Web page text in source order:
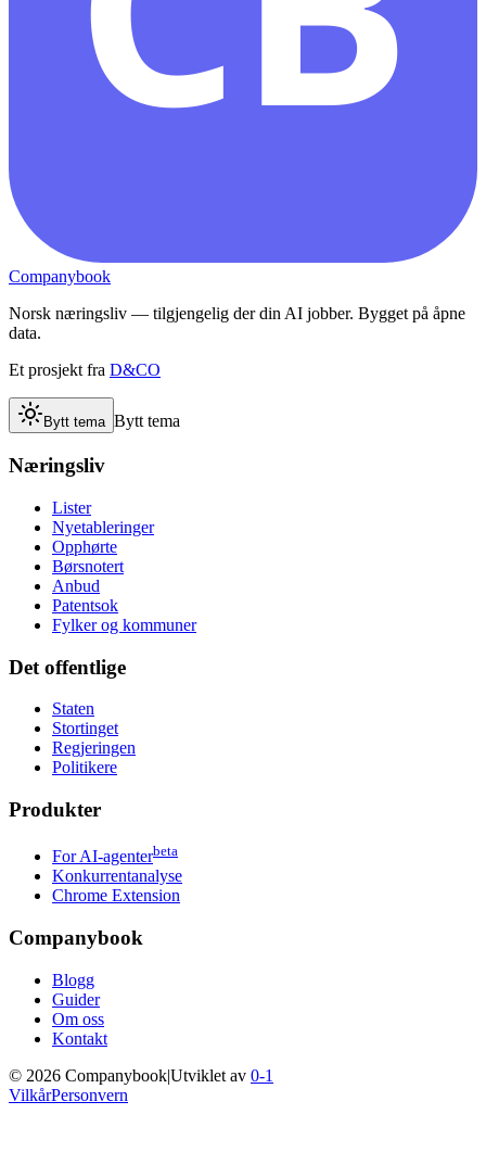
Companybook
Norsk næringsliv — tilgjengelig der din AI jobber. Bygget på åpne
data.
Et prosjekt fra D&CO
Bytt tema Bytt tema
Næringsliv
Lister
Nyetableringer
Opphørte
Børsnotert
Anbud
Patentsok
Fylker og kommuner
Det offentlige
Staten
Stortinget
Regjeringen
Politikere
Produkter
For AI-agenterbeta
Konkurrentanalyse
Chrome Extension
Companybook
Blogg
Guider
Om oss
Kontakt
© 2026 Companybook|Utviklet av 0-1
VilkårPersonvern